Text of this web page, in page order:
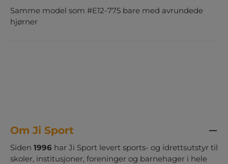
Samme model som #E12-775 bare med avrundede
hjørner
Om Ji Sport
Siden 1996 har Ji Sport levert sports- og idrettsutstyr til
skoler, institusjoner, foreninger og barnehager i hele